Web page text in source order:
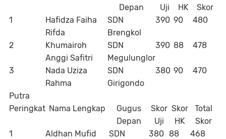
Depan
Uji
HK
Skor
1
Hafidza Faiha
Rifda
SDN
Brengkol
390 90 480
2
Khumairoh
Anggi Safitri
SDN
Megulunglor
390 88 478
3
Nada Uziza
Rahma
SDN
Girigondo
380 90 470
Putra
Peringkat Nama Lengkap
Gugus
Depan
Skor
Uji
Skor
HK
Total
Skor
1
Aldhan Mufid
SDN
380 88 468